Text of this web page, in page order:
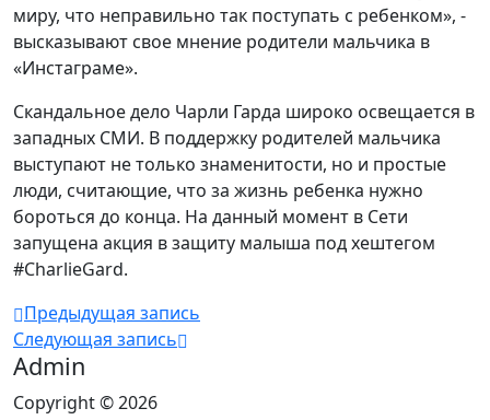
миру, что неправильно так поступать с ребенком», -
высказывают свое мнение родители мальчика в
«Инстаграме».
Скандальное дело Чарли Гарда широко освещается в
западных СМИ. В поддержку родителей мальчика
выступают не только знаменитости, но и простые
люди, считающие, что за жизнь ребенка нужно
бороться до конца. На данный момент в Сети
запущена акция в защиту малыша под хештегом
#CharlieGard.
Предыдущая запись
Следующая запись
Admin
Copyright © 2026